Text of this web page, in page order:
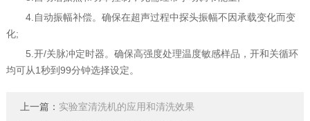
4.自动振幅补偿。确保在超声过程中探头振幅不因承载变化而变
化;
5.开/关脉冲定时器。确保高强度处理温度敏感样品，开和关循环
均可从1秒到99分钟选择设定。
上一篇： 实验室清洗机的应用和清洗效果